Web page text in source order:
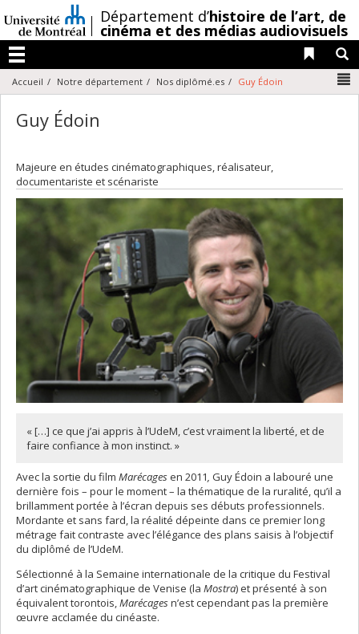
au
contenu
/Département d’histoire de l’art, de
cinéma et des médias audiovisuels
Menu
Liens
Accueil Notre département Nos diplômé.es Guy Édoin
Guy Édoin
Majeure en études cinématographiques, réalisateur,
documentariste et scénariste
« […] ce que j’ai appris à l’UdeM, c’est vraiment la liberté, et de
faire confiance à mon instinct. »
Avec la sortie du film Marécagesen 2011, Guy Édoin a labouré une
dernière fois – pour le moment – la thématique de la ruralité, qu’il a
brillamment portée à l’écran depuis ses débuts professionnels.
Mordante et sans fard, la réalité dépeinte dans ce premier long
métrage fait contraste avec l’élégance des plans saisis à l’objectif
du diplômé de l’UdeM.
Sélectionné à la Semaine internationale de la critique du Festival
d’art cinématographique de Venise (la Mostra) et présenté à son
équivalent torontois,Marécagesn’est cependant pas la première
œuvre acclamée du cinéaste.